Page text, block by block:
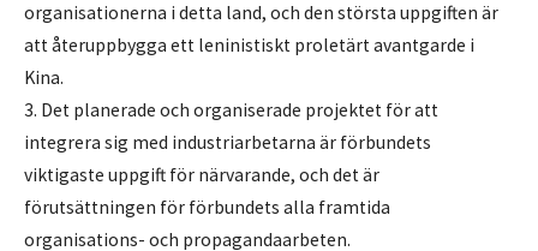
organisationerna i detta land, och den största uppgiften är
att återuppbygga ett leninistiskt proletärt avantgarde i
Kina.
3. Det planerade och organiserade projektet för att
integrera sig med industriarbetarna är förbundets
viktigaste uppgift för närvarande, och det är
förutsättningen för förbundets alla framtida
organisations- och propagandaarbeten.